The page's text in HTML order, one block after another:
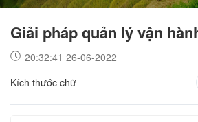
Giải pháp quản lý vận
20:32:41 26-06-2022
Kích thước chữ